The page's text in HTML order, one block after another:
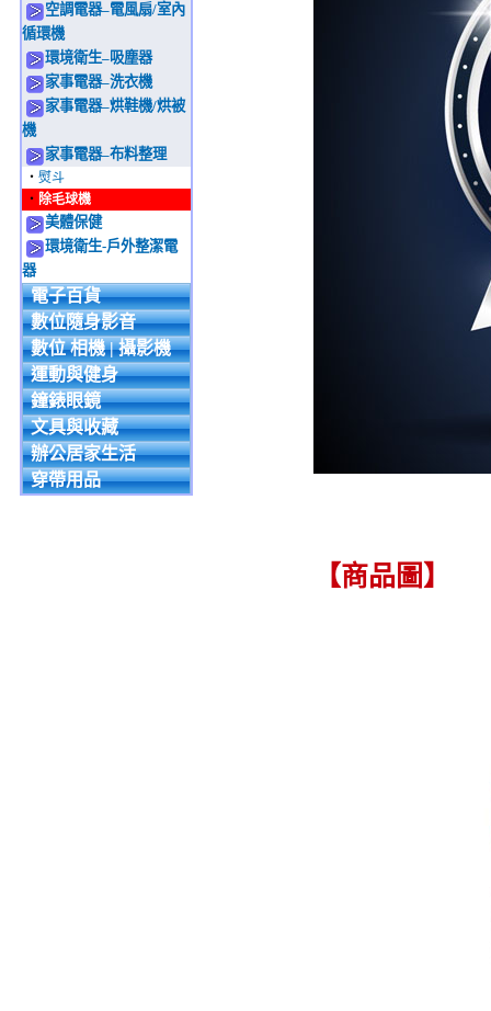
空調電器–電風扇/室內
循環機
環境衛生–吸塵器
家事電器–洗衣機
家事電器–烘鞋機/烘被
機
家事電器–布料整理
‧ 熨斗
‧ 除毛球機
美體保健
環境衛生-戶外整潔電
器
電子百貨
數位隨身影音
數位 相機 | 攝影機
運動與健身
鐘錶眼鏡
文具與收藏
辦公居家生活
穿帶用品
【商品圖】